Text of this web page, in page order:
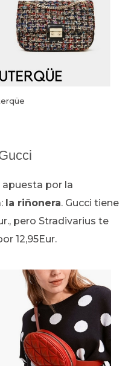
por la
la riñonera. Gucci tiene
pero Stradivarius te
12,95Eur.